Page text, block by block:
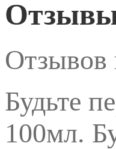
Отзывов
Будьте
100мл.